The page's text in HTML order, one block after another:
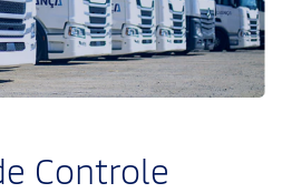
Controle